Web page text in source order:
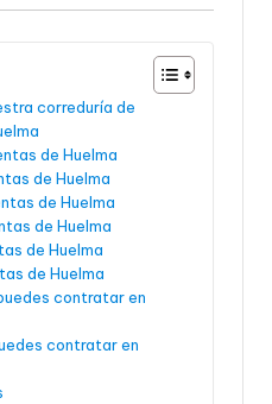
correduría de
de Huelma
de Huelma
de Huelma
de Huelma
de Huelma
de Huelma
contratar en
contratar en